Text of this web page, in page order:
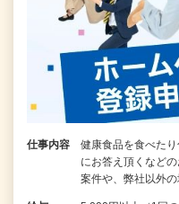
仕事内容
健康食品を食べた
にお答え頂くなど
案件や、弊社以外